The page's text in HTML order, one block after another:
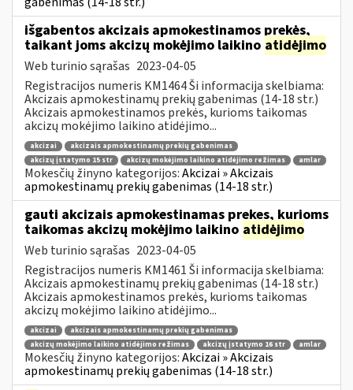
išgabentos akcizais apmokestinamos prekės,
taikant joms akcizų mokėjimo laikino atidėjimo
Web turinio sąrašas 2023-04-05
Registracijos numeris KM1464 Ši informacija skelbiama:
Akcizais apmokestinamų prekių gabenimas (14-18 str.)
Akcizais apmokestinamos prekės, kurioms taikomas
akcizų mokėjimo laikino atidėjimo...
akcizai
akcizais apmokestinamų prekių gabenimas
akcizų įstatymo 15 str
akcizų mokėjimo laikino atidėjimo režimas amlar
Mokesčių žinyno kategorijos:Akcizai » Akcizais
apmokestinamų prekių gabenimas (14-18 str.)
gauti akcizais apmokestinamas prekes, kurioms
taikomas akcizų mokėjimo laikino atidėjimo
Web turinio sąrašas 2023-04-05
Registracijos numeris KM1461 Ši informacija skelbiama:
Akcizais apmokestinamų prekių gabenimas (14-18 str.)
Akcizais apmokestinamos prekės, kurioms taikomas
akcizų mokėjimo laikino atidėjimo...
akcizai
akcizais apmokestinamų prekių gabenimas
akcizų mokėjimo laikino atidėjimo režimas
akcizų įstatymo 16 str amlar
Mokesčių žinyno kategorijos:Akcizai » Akcizais
apmokestinamų prekių gabenimas (14-18 str.)